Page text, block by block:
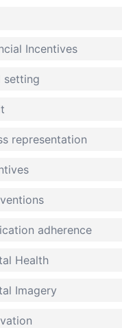
Incentives
setting
representation
adherence
Health
Imagery